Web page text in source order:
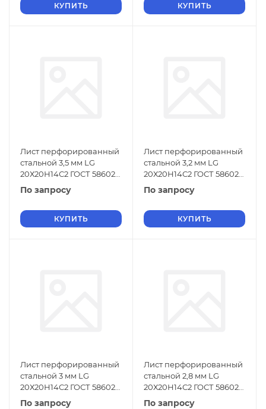
КУПИТЬ КУПИТЬ
Лист перфорированный
стальной 3,5 мм LG
20Х20Н14С2 ГОСТ 58602-
2019
По запросу
КУПИТЬ
Лист перфорированный
стальной 3,2 мм LG
20Х20Н14С2 ГОСТ 58602-
2019
По запросу
КУПИТЬ
Лист перфорированный
стальной 3 мм LG
20Х20Н14С2 ГОСТ 58602-
2019
По запросу
Лист перфорированный
стальной 2,8 мм LG
20Х20Н14С2 ГОСТ 58602-
2019
По запросу